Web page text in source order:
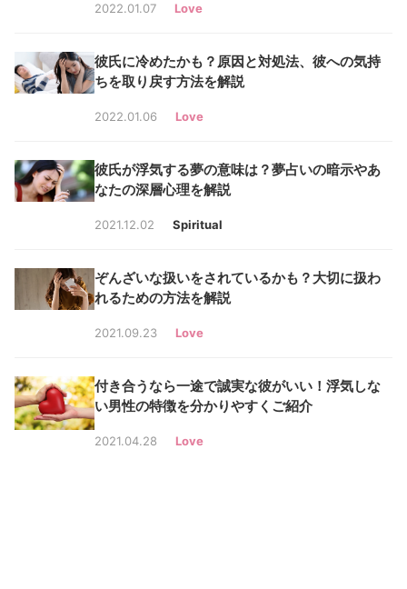
2022.01.07 Love
彼氏に冷めたかも？原因と対処法、彼への気持
ちを取り戻す方法を解説
2022.01.06 Love
彼氏が浮気する夢の意味は？夢占いの暗示やあ
なたの深層心理を解説
2021.12.02 Spiritual
ぞんざいな扱いをされているかも？大切に扱わ
れるための方法を解説
2021.09.23 Love
付き合うなら一途で誠実な彼がいい！浮気しな
い男性の特徴を分かりやすくご紹介
2021.04.28 Love